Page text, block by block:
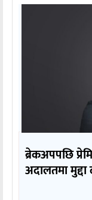
ब्रेकअपपछि
अदालतमा मुद्दा